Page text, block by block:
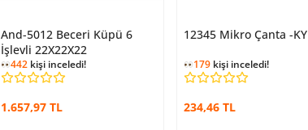
And-5012 Beceri Küpü 6
İşlevli 22X22X22
442 kişi inceledi!
1.657,97 TL
12345 Mikro Çanta -KY
179 kişi inceledi!
234,46 TL